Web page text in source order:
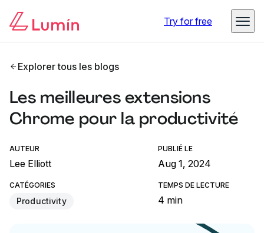
Try for free
Explorer tous les blogs
Les meilleures extensions
Chrome pour la productivité
AUTEUR
Lee Elliott
PUBLIÉ LE
Aug 1, 2024
CATÉGORIES
Productivity
TEMPS DE LECTURE
4 min